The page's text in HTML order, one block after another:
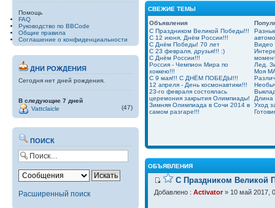
Помощь
FAQ
Руководство по BBCode
Общие правила
Соглашение о конфиденциальности
ДНИ РОЖДЕНИЯ
Сегодня нет дней рождения.
В следующие 7 дней
Vattclaicle
(47)
ПОИСК
Расширенный поиск
СВЕЖИЕ ТЕМЫ
Объявления
С Праздником Великой Победы!!!
С 12 июня, Днём России!!!
С Днём Победы! 70 лет
С 23 февраля, друзья!!! :)
С Днём России!!!
Россия - Чемпион Мира по
хоккею!!!
С 9 мая!!! С ДНЁМ ПОБЕДЫ!!!
12 апреля - День космонавтики!!!
23-го февраля состоялась
церемония закрытия Олимпиады!
Зимняя Олимпиада в Сочи 2014 в
самом разгаре!!!
Видео
Лед.
Моя
Длина
Уход
ОБЪЯВЛЕНИЯ
С Праздником Великой
Добавлено : Activator» 10 май 2017,